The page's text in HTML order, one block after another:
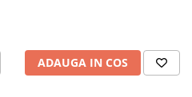
ADAUGA IN COS